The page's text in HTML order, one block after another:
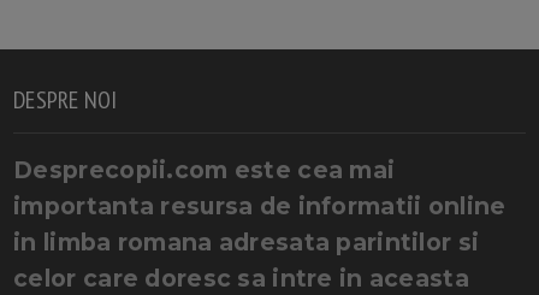
DESPRE NOI
Desprecopii.com este cea mai
importanta resursa de informatii online
in limba romana adresata parintilor si
celor care doresc sa intre in aceasta